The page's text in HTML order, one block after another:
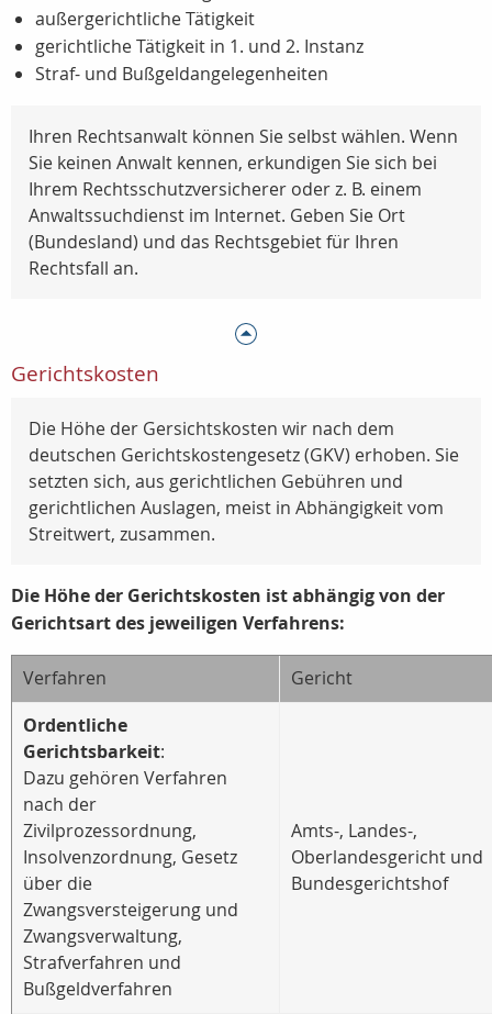
außergerichtliche Tätigkeit
gerichtliche Tätigkeit in 1. und 2. Instanz
Straf- und Bußgeldangelegenheiten
Ihren Rechtsanwalt können Sie selbst wählen. Wenn
Sie keinen Anwalt kennen, erkundigen Sie sich bei
Ihrem Rechtsschutzversicherer oder z. B. einem
Anwaltssuchdienst im Internet. Geben Sie Ort
(Bundesland) und das Rechtsgebiet für Ihren
Rechtsfall an.
Gerichtskosten
Die Höhe der Gersichtskosten wir nach dem
deutschen Gerichtskostengesetz (GKV) erhoben. Sie
setzten sich, aus gerichtlichen Gebühren und
gerichtlichen Auslagen, meist in Abhängigkeit vom
Streitwert, zusammen.
Die Höhe der Gerichtskosten ist abhängig von der
Gerichtsart des jeweiligen Verfahrens:
Verfahren
Gericht
Ordentliche
Gerichtsbarkeit:
Dazu gehören Verfahren
nach der
Zivilprozessordnung,
Insolvenzordnung, Gesetz
über die
Zwangsversteigerung und
Zwangsverwaltung,
Strafverfahren und
Bußgeldverfahren
Amts-, Landes-,
Oberlandesgericht und
Bundesgerichtshof